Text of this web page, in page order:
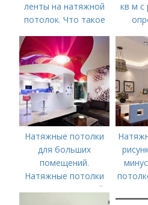
ленты на натяжной
потолок. Что такое
для натяжного
потолка?
кв м с
Натяжные потолки
для больших
помещений.
Натяжные потолки
для зала: красивый